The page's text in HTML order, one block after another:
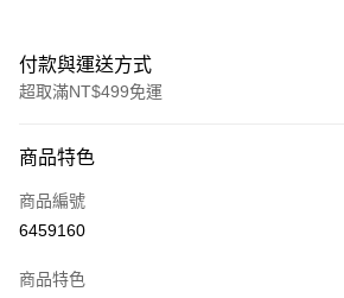
付款與運送方式
超取滿NT$499免運
信用卡一次付款
超商取貨付款
商品特色
商品編號
6459160
商品特色